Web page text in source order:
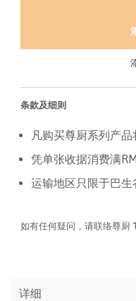
条款及细则
凡购买尊厨系列产
凭单张收据消费满
运输地区只限于巴生
如有任何疑问，请联络尊厨
详细